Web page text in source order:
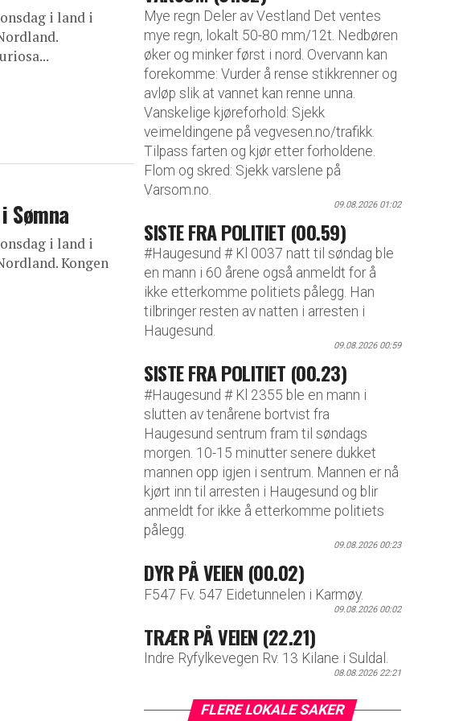
i land i
Sømna
i land i
Kongen
Mye regn Deler av Vestland Det ventes
mye regn, lokalt 50-80 mm/12t. Nedbøren
øker og minker først i nord. Overvann kan
forekomme: Vurder å rense stikkrenner og
avløp slik at vannet kan renne unna.
Vanskelige kjøreforhold: Sjekk
veimeldingene på vegvesen.no/trafikk.
Tilpass farten og kjør etter forholdene.
Flom og skred: Sjekk varslene på
Varsom.no.
09.08.2026 01:02
SISTE FRA POLITIET (00.59)
#Haugesund # Kl 0037 natt til søndag ble
en mann i 60 årene også anmeldt for å
ikke etterkomme politiets pålegg. Han
tilbringer resten av natten i arresten i
Haugesund.
09.08.2026 00:59
SISTE FRA POLITIET (00.23)
#Haugesund # Kl 2355 ble en mann i
slutten av tenårene bortvist fra
Haugesund sentrum fram til søndags
morgen. 10-15 minutter senere dukket
mannen opp igjen i sentrum. Mannen er nå
kjørt inn til arresten i Haugesund og blir
anmeldt for ikke å etterkomme politiets
pålegg.
09.08.2026 00:23
DYR PÅ VEIEN (00.02)
F547 Fv. 547 Eidetunnelen i Karmøy.
09.08.2026 00:02
TRÆR PÅ VEIEN (22.21)
Indre Ryfylkevegen Rv. 13 Kilane i Suldal.
08.08.2026 22:21
FLERE LOKALE SAKER